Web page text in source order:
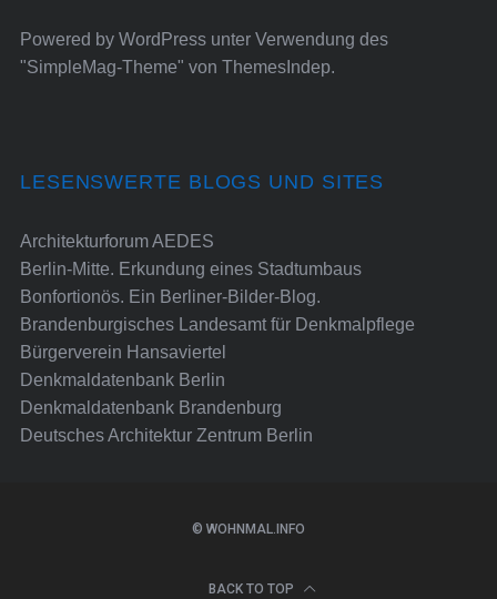
Powered by WordPressunter Verwendung des
"SimpleMag-Theme" von ThemesIndep.
LESENSWERTE BLOGS UND SITES
Architekturforum AEDES
Berlin-Mitte. Erkundung eines Stadtumbaus
Bonfortionös. Ein Berliner-Bilder-Blog.
Brandenburgisches Landesamt für Denkmalpflege
Bürgerverein Hansaviertel
Denkmaldatenbank Berlin
Denkmaldatenbank Brandenburg
Deutsches Architektur Zentrum Berlin
© WOHNMAL.INFO
BACK TO TOP